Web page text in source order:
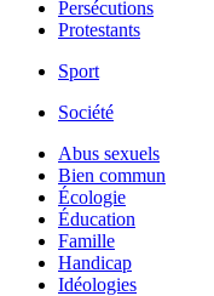
Persécutions
Protestants
Sport
Société
Abus sexuels
Bien commun
Écologie
Éducation
Famille
Handicap
Idéologies